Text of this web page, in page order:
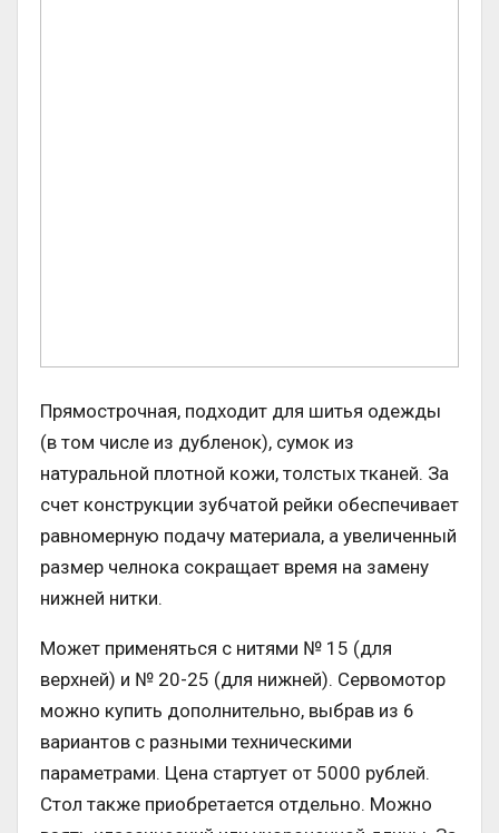
Прямострочная, подходит для шитья одежды
(в том числе из дубленок), сумок из
натуральной плотной кожи, толстых тканей. За
счет конструкции зубчатой рейки обеспечивает
равномерную подачу материала, а увеличенный
размер челнока сокращает время на замену
нижней нитки.
Может применяться с нитями № 15 (для
верхней) и № 20-25 (для нижней). Сервомотор
можно купить дополнительно, выбрав из 6
вариантов с разными техническими
параметрами. Цена стартует от 5000 рублей.
Стол также приобретается отдельно. Можно